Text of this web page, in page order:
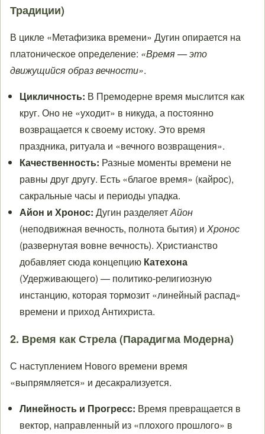
Традиции)
В цикле «Метафизика времени» Дугин опирается на
платоническое определение: «Время — это
движущийся образ вечности».
Цикличность: В Премодерне время мыслится как
круг. Оно не «уходит» в никуда, а постоянно
возвращается к своему истоку. Это время
праздника, ритуала и «вечного возвращения».
Качественность: Разные моменты времени не
равны друг другу. Есть «благое время» (кайрос),
сакральные часы и периоды упадка.
Айон и Хронос: Дугин разделяетАйон
(неподвижная вечность, полнота бытия) и Хронос
(развернутая вовне вечность). Христианство
добавляет сюда концепцию Катехона
(Удерживающего) — политико-религиозную
инстанцию, которая тормозит «линейный распад»
времени и приход Антихриста.
2. Время как Стрела (Парадигма Модерна)
С наступлением Нового времени время
«выпрямляется» и десакрализуется.
Линейность и Прогресс: Время превращается в
вектор, направленный из «плохого прошлого» в